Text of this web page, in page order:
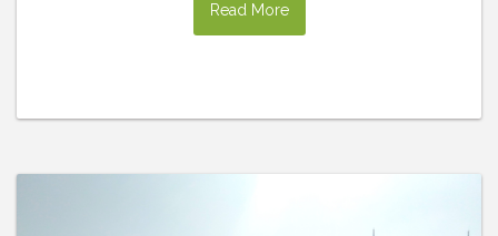
Read More